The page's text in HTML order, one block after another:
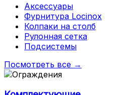
Аксессуары
Фурнитура Locinox
Колпаки на столб
Рулонная сетка
Подсистемы
Посмотреть все →